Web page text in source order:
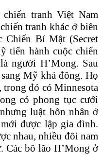
tranh Việt Nam
tranh khác ở biên
Chiến Bí Mật (Secret
tiến hành cuộc chiến
người H’Mong. Sau
Mỹ khá đông. Họ
trong đó có Minnesota
có phong tục cưới
luật hôn nhân ở
được lập gia đình.
nhau, nhiều đôi nam
Các bô lão H’Mong ở